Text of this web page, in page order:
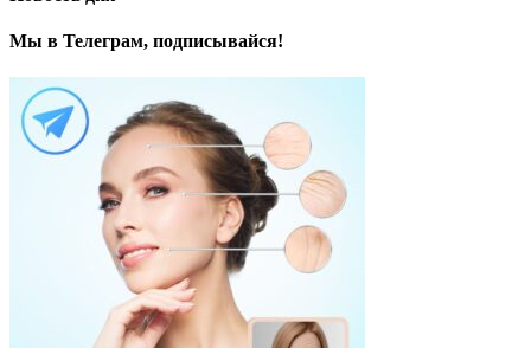
Мы в Телеграм, подписывайся!